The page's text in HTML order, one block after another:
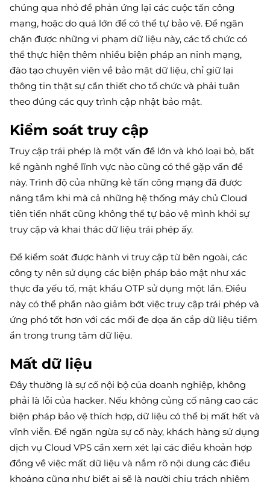
chúng qua nhỏ để phản ứng lại các cuộc tấn công
mạng, hoặc do quá lớn để có thể tự bảo vệ. Để ngăn
chặn được những vi phạm dữ liệu này, các tổ chức có
thể thực hiện thêm nhiều biện pháp an ninh mạng,
đào tạo chuyên viên về bảo mật dữ liệu, chỉ giữ lại
thông tin thật sự cần thiết cho tổ chức và phải tuân
theo đúng các quy trình cập nhật bảo mật.
Kiểm soát truy cập
Truy cập trái phép là một vấn đề lớn và khó loại bỏ, bất
kể ngành nghề lĩnh vực nào cũng có thể gặp vấn đề
này. Trình độ của những kẻ tấn công mạng đã được
nâng tầm khi mà cả những hệ thống máy chủ Cloud
tiên tiến nhất cũng không thể tự bảo vệ mình khỏi sự
truy cập và khai thác dữ liệu trái phép ấy.
Để kiểm soát được hành vi truy cập từ bên ngoài, các
công ty nên sử dụng các biện pháp bảo mật như xác
thực đa yếu tố, mật khẩu OTP sử dụng một lần. Điều
này có thể phần nào giảm bớt việc truy cập trái phép và
ứng phó tốt hơn với các mối đe dọa ăn cắp dữ liệu tiềm
ẩn trong trung tâm dữ liệu.
Mất dữ liệu
Đây thường là sự cố nội bộ của doanh nghiệp, không
phải là lỗi của hacker. Nếu không củng cố nâng cao các
biện pháp bảo vệ thích hợp, dữ liệu có thể bị mất hết và
vĩnh viễn. Để ngăn ngừa sự cố này, khách hàng sử dụng
dịch vụ Cloud VPS cần xem xét lại các điều khoản hợp
đồng về việc mất dữ liệu và nắm rõ nội dung các điều
khoảng cũng như biết ai sẽ là người chịu trách nhiệm